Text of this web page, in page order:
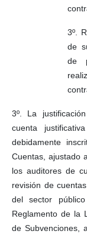
3º.
de
de
3º. La
cuenta
debidamente
Cuentas, ajustado
los auditores de
revisión de
del sector
Reglamento de la
de Subvenciones,